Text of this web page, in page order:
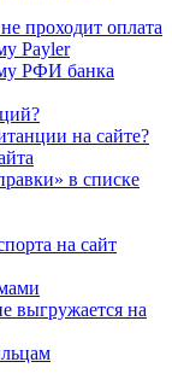
проходит оплата
Payler
РФИ банка
на сайте?
в списке
на сайт
выгружается на